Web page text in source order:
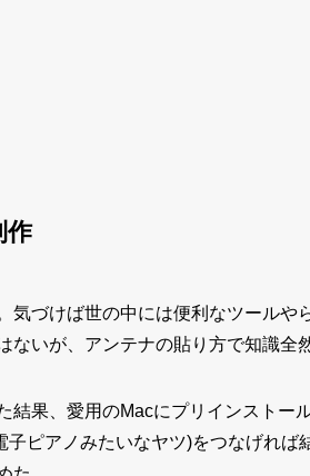
作
気づけば世の中には便利なツールや
ないが、アンテナの貼り方で知識全
結果、愛用のMacにプリインストー
子ピアノみたいなヤツ)をつなげれ